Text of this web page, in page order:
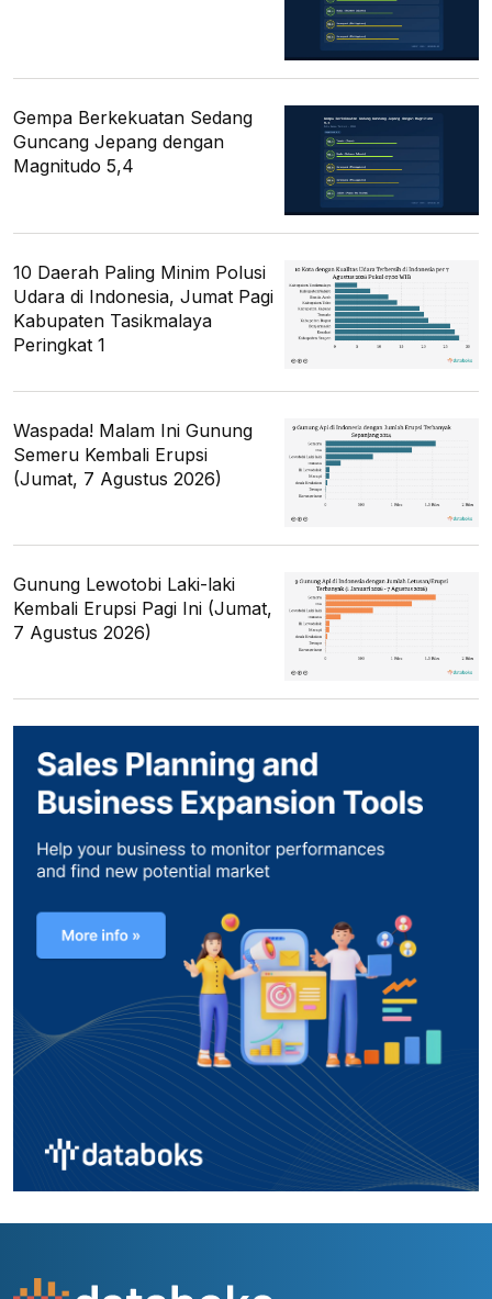
Gempa Berkekuatan Sedang
Guncang Jepang dengan
Magnitudo 5,4
10 Daerah Paling Minim Polusi
Udara di Indonesia, Jumat Pagi
Kabupaten Tasikmalaya
Peringkat 1
Waspada! Malam Ini Gunung
Semeru Kembali Erupsi
(Jumat, 7 Agustus 2026)
Gunung Lewotobi Laki-laki
Kembali Erupsi Pagi Ini (Jumat,
7 Agustus 2026)